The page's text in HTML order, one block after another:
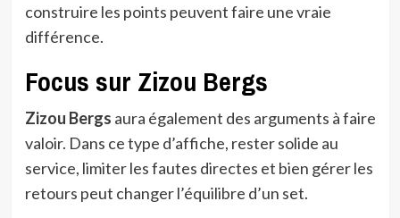
construire les points peuvent faire une vraie
différence.
Focus sur Zizou Bergs
Zizou Bergs aura également des arguments à faire
valoir. Dans ce type d’affiche, rester solide au
service, limiter les fautes directes et bien gérer les
retours peut changer l’équilibre d’un set.